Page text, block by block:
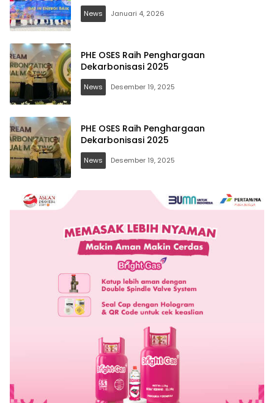
News Januari 4, 2026
PHE OSES Raih Penghargaan
Dekarbonisasi 2025
News Desember 19, 2025
PHE OSES Raih Penghargaan
Dekarbonisasi 2025
News Desember 19, 2025